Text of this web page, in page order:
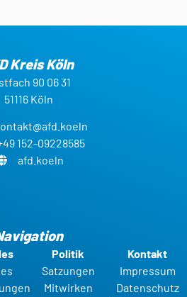
Kreis Köln
90 06 31
51116 Köln
152-09228585
afd.koeln
Politik
Satzungen
Mitwirken
Kontakt
Impressum
Datenschutz